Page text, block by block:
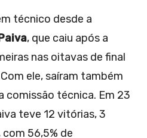
técnico desde a
, que caiu após a
nas oitavas de final
ele, saíram também
comissão técnica. Em 23
teve 12 vitórias, 3
56,5% de